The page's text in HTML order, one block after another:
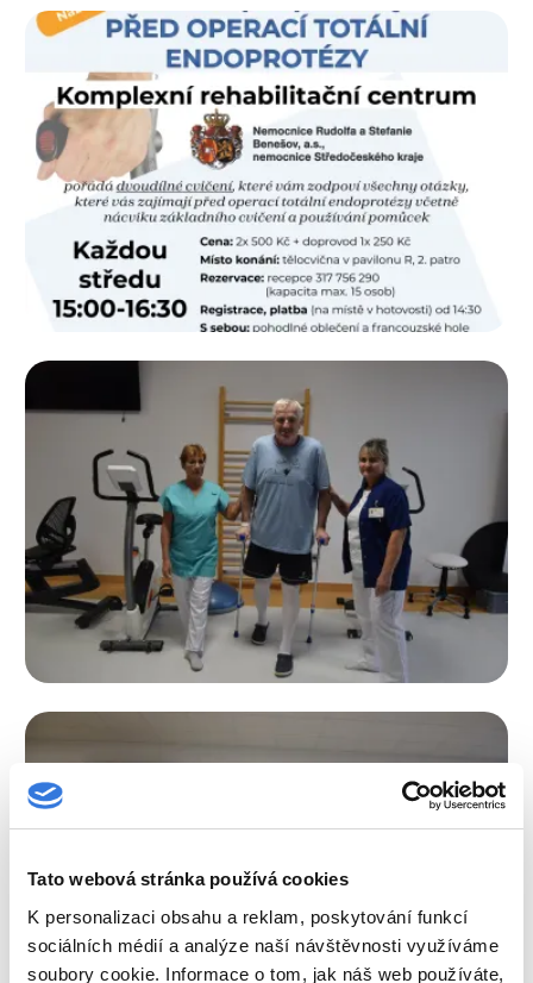
Tato webová stránka používá cookies
K personalizaci obsahu a reklam, poskytování funkcí
sociálních médií a analýze naší návštěvnosti využíváme
soubory cookie. Informace o tom, jak náš web používáte,